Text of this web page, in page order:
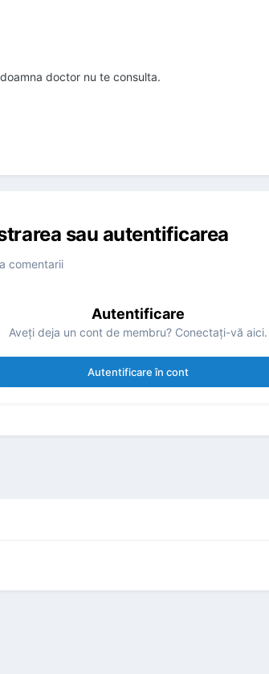
doctor nu te consulta.
sau autentificarea
comentarii
Autentificare
Aveţi deja un cont de membru? Conectaţi-vă aici.
Autentificare în cont